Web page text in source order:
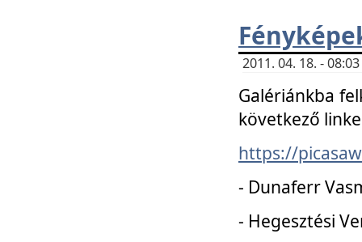
2011. 04. 18. -
Galériánkba
következő
https://
- Dunaferr
- Hegesztési